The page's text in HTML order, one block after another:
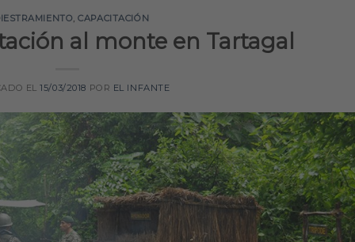
,CAPACITACIÓN
al monte en Tartagal
EL15/03/2018 POR EL INFANTE